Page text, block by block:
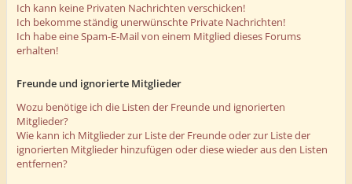
Ich kann keine Privaten Nachrichten verschicken!
Ich bekomme ständig unerwünschte Private Nachrichten!
Ich habe eine Spam-E-Mail von einem Mitglied dieses Forums
erhalten!
Freunde und ignorierte Mitglieder
Wozu benötige ich die Listen der Freunde und ignorierten
Mitglieder?
Wie kann ich Mitglieder zur Liste der Freunde oder zur Liste der
ignorierten Mitglieder hinzufügen oder diese wieder aus den Listen
entfernen?